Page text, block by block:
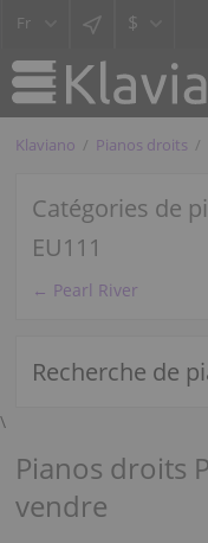
$
Klaviano Pianos droits
Catégories de
EU111
← Pearl River
Recherche de
\
Pianos droits
vendre